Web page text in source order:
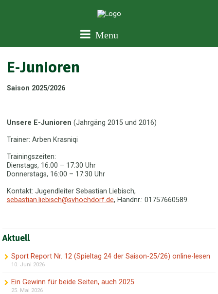
Menu
E-Junioren
Saison 2025/2026
Unsere E-Junioren (Jahrgäng 2015 und 2016)
Trainer: Arben Krasniqi
Trainingszeiten:
Dienstags, 16:00 – 17:30 Uhr
Donnerstags, 16:00 – 17:30 Uhr
Kontakt: Jugendleiter Sebastian Liebisch,
sebastian.liebisch@svhochdorf.de, Handnr.: 01757660589.
Aktuell
Sport Report Nr. 12 (Spieltag 24 der Saison-25/26) online-lesen
10. Juni 2026
Ein Gewinn für beide Seiten, auch 2025
25. Mai 2026